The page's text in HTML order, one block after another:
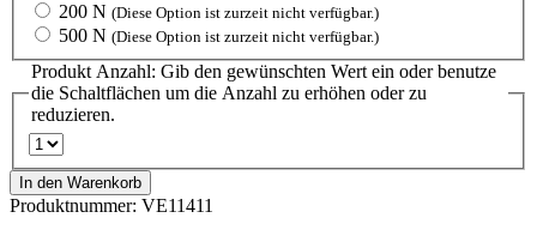
200 N (Diese Option ist zurzeit nicht verfügbar.)
500 N (Diese Option ist zurzeit nicht verfügbar.)
Produkt Anzahl: Gib den gewünschten Wert ein oder benutze
die Schaltflächen um die Anzahl zu erhöhen oder zu
reduzieren.
In den Warenkorb
Produktnummer: VE11411